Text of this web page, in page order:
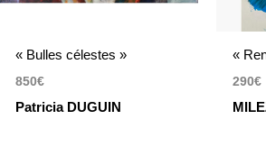
« Bulles célestes »
850€
Patricia DUGUIN
«
290€